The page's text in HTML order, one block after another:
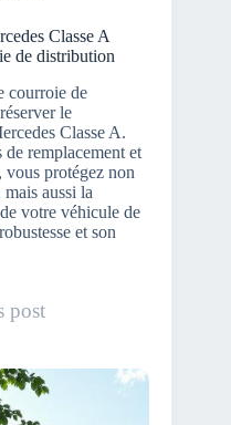
Classe A
de distribution
courroie de
le
Classe A.
de remplacement et
vous protégez non
aussi la
votre véhicule de
et son
post